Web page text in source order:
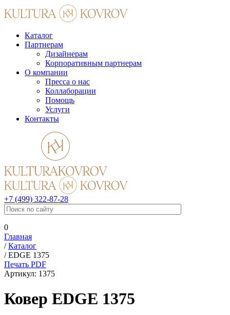
Каталог
Партнерам
Дизайнерам
Корпоративным партнерам
О компании
Пресса о нас
Коллаборации
Помощь
Услуги
Контакты
+7 (499) 322-87-28
0
Главная
/Каталог
/EDGE 1375
Печать PDF
Артикул: 1375
Ковер EDGE 1375